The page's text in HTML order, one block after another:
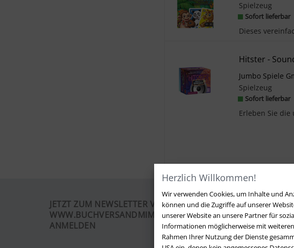
Herzlich Willkommen!
Wir verwenden Cookies, um Inhalte und
können und die Zugriffe auf unserer
unserer Website an unsere Partner für
Informationen möglicherweise mit
Rahmen Ihrer Nutzung der Dienste
Spielzeug
Sofort lieferbar
Hitster -
Jumbo Spiele
Spielzeug
Sofort lieferbar
JETZT ZUM NEWSLETTER VON
WWW.BUCHVERSANDMIMPF2000.DE
ANMELDEN